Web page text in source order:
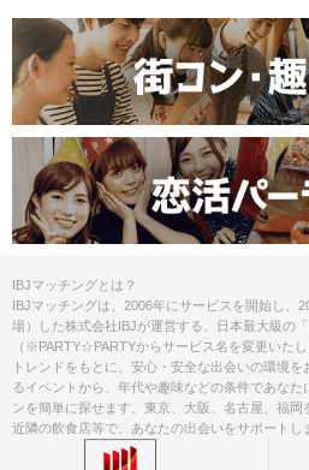
IBJマッチングとは？
IBJマッチングは、2006年にサービスを開始し、
場）した株式会社IBJが運営する、日本最大級の
（※PARTY☆PARTYからサービス名を変更いた
トレンドをもとに、安心・安全な出会いの環境
るイベントから、年代や趣味などの条件であな
ンを簡単に探せます。東京、大阪、名古屋、福
近隣の飲食店等で、あなたの出会いをサポートし